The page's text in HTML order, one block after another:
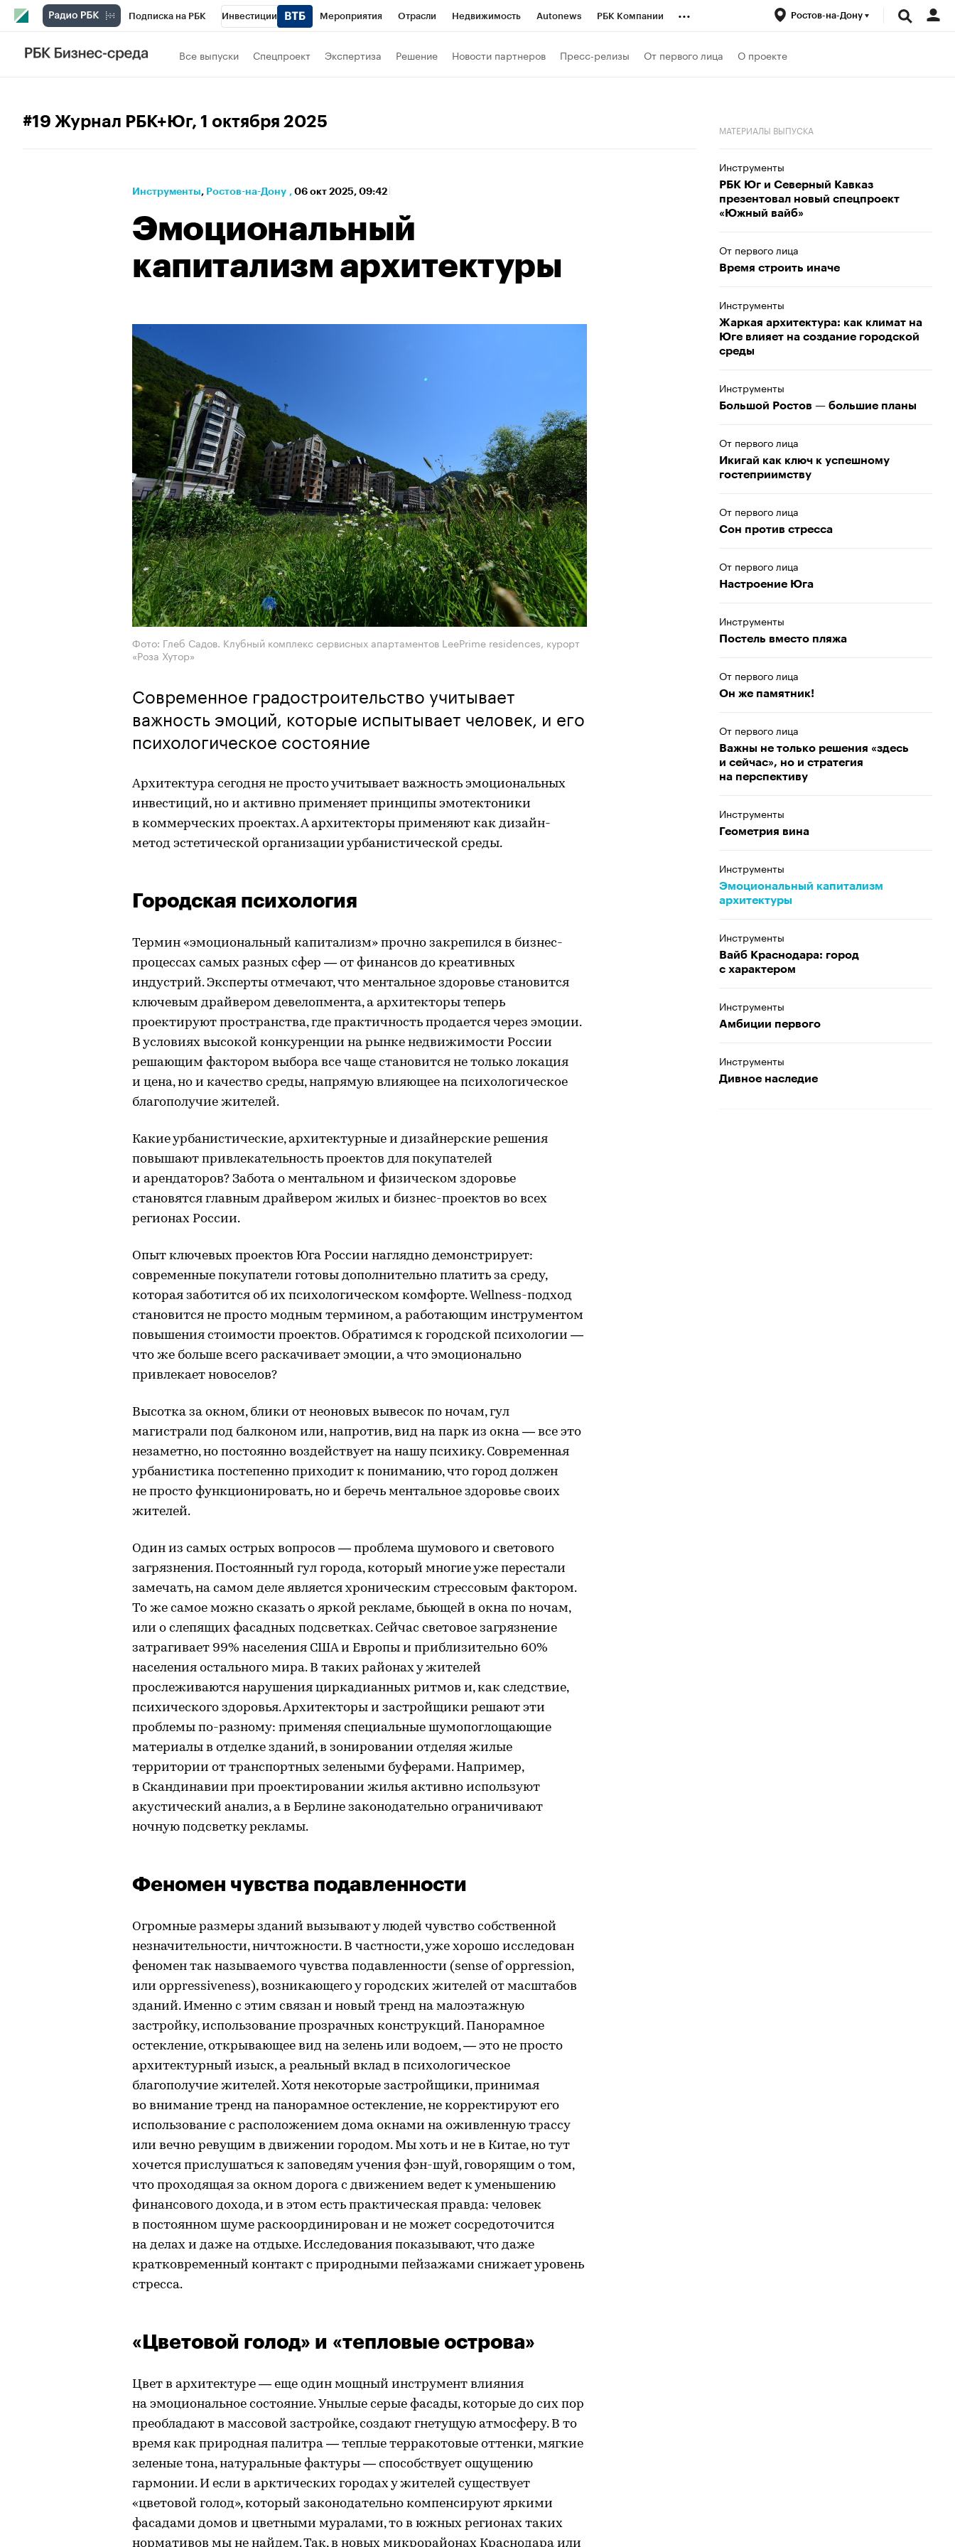
Подписка на РБК Инвестиции Мероприятия Отрасли Недвижимость Autonews РБК Компании
Телеканал
Кредитные рейтинги
... Ростов-на-Дону
Все выпуски Спецпроект Экспертиза Решение Новости партнеров Пресс-релизы От первого лица О проекте
#19 Журнал РБК+Юг, 1 октября 2025
Инструменты⁠, Ростов-на-Дону , 06 окт 2025, 09:42
Эмоциональный
капитализм архитектуры
Фото: Глеб Садов. Клубный комплекс сервисных апартаментов LeePrime residences, курорт
«Роза Хутор»
Современное градостроительство учитывает
важность эмоций, которые испытывает человек, и его
психологическое состояние
Архитектура сегодня не просто учитывает важность эмоциональных
инвестиций, но и активно применяет принципы эмотектоники
в коммерческих проектах. А архитекторы применяют как дизайн-
метод эстетической организации урбанистической среды.
Городская психология
Термин «эмоциональный капитализм» прочно закрепился в бизнес-
процессах самых разных сфер — от финансов до креативных
индустрий. Эксперты отмечают, что ментальное здоровье становится
ключевым драйвером девелопмента, а архитекторы теперь
проектируют пространства, где практичность продается через эмоции.
В условиях высокой конкуренции на рынке недвижимости России
решающим фактором выбора все чаще становится не только локация
и цена, но и качество среды, напрямую влияющее на психологическое
благополучие жителей.
Какие урбанистические, архитектурные и дизайнерские решения
повышают привлекательность проектов для покупателей
и арендаторов? Забота о ментальном и физическом здоровье
становятся главным драйвером жилых и бизнес-проектов во всех
регионах России.
Опыт ключевых проектов Юга России наглядно демонстрирует:
современные покупатели готовы дополнительно платить за среду,
которая заботится об их психологическом комфорте. Wellness-подход
становится не просто модным термином, а работающим инструментом
повышения стоимости проектов. Обратимся к городской психологии —
что же больше всего раскачивает эмоции, а что эмоционально
привлекает новоселов?
Высотка за окном, блики от неоновых вывесок по ночам, гул
магистрали под балконом или, напротив, вид на парк из окна — все это
незаметно, но постоянно воздействует на нашу психику. Современная
урбанистика постепенно приходит к пониманию, что город должен
не просто функционировать, но и беречь ментальное здоровье своих
жителей.
Один из самых острых вопросов — проблема шумового и светового
загрязнения. Постоянный гул города, который многие уже перестали
замечать, на самом деле является хроническим стрессовым фактором.
То же самое можно сказать о яркой рекламе, бьющей в окна по ночам,
или о слепящих фасадных подсветках. Сейчас световое загрязнение
затрагивает 99% населения США и Европы и приблизительно 60%
населения остального мира. В таких районах у жителей
прослеживаются нарушения циркадианных ритмов и, как следствие,
психического здоровья. Архитекторы и застройщики решают эти
проблемы по-разному: применяя специальные шумопоглощающие
материалы в отделке зданий, в зонировании отделяя жилые
территории от транспортных зелеными буферами. Например,
в Скандинавии при проектировании жилья активно используют
акустический анализ, а в Берлине законодательно ограничивают
ночную подсветку рекламы.
Феномен чувства подавленности
Огромные размеры зданий вызывают у людей чувство собственной
незначительности, ничтожности. В частности, уже хорошо исследован
феномен так называемого чувства подавленности (sense of oppression,
или oppressiveness), возникающего у городских жителей от масштабов
зданий. Именно с этим связан и новый тренд на малоэтажную
застройку, использование прозрачных конструкций. Панорамное
остекление, открывающее вид на зелень или водоем, — это не просто
архитектурный изыск, а реальный вклад в психологическое
благополучие жителей. Хотя некоторые застройщики, принимая
во внимание тренд на панорамное остекление, не корректируют его
использование с расположением дома окнами на оживленную трассу
или вечно ревущим в движении городом. Мы хоть и не в Китае, но тут
хочется прислушаться к заповедям учения фэн-шуй, говорящим о том,
что проходящая за окном дорога с движением ведет к уменьшению
финансового дохода, и в этом есть практическая правда: человек
в постоянном шуме раскоординирован и не может сосредоточится
на делах и даже на отдыхе. Исследования показывают, что даже
кратковременный контакт с природными пейзажами снижает уровень
стресса.
«Цветовой голод» и «тепловые острова»
Цвет в архитектуре — еще один мощный инструмент влияния
на эмоциональное состояние. Унылые серые фасады, которые до сих пор
преобладают в массовой застройке, создают гнетущую атмосферу. В то
время как природная палитра — теплые терракотовые оттенки, мягкие
зеленые тона, натуральные фактуры — способствует ощущению
гармонии. И если в арктических городах у жителей существует
«цветовой голод», который законодательно компенсируют яркими
фасадами домов и цветными муралами, то в южных регионах таких
нормативов мы не найдем. Так, в новых микрорайонах Краснодара или
МАТЕРИАЛЫ ВЫПУСКА
Инструменты
РБК Юг и Северный Кавказ
презентовал новый спецпроект
«Южный вайб»
От первого лица
Время строить иначе
Инструменты
Жаркая архитектура: как климат на
Юге влияет на создание городской
среды
Инструменты
Большой Ростов — большие планы
От первого лица
Икигай как ключ к успешному
гостеприимству
От первого лица
Сон против стресса
От первого лица
Настроение Юга
Инструменты
Постель вместо пляжа
От первого лица
Он же памятник!
От первого лица
Важны не только решения «здесь
и сейчас», но и стратегия
на перспективу
Инструменты
Геометрия вина
Инструменты
Эмоциональный капитализм
архитектуры
Инструменты
Вайб Краснодара: город
с характером
Инструменты
Амбиции первого
Инструменты
Дивное наследие